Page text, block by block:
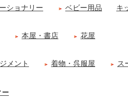
ショナリー ベビー用品 キ
本屋・書店 花屋
メント 着物・呉服屋 ス
ー